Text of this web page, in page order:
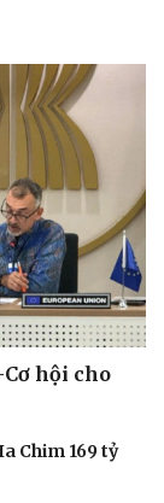
hội cho
Chim 169 tỷ